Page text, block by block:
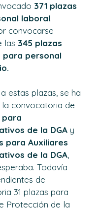
371 plazas
laboral.
convocarse
las 345 plazas
personal
estas plazas, se ha
la convocatoria de
para
de la DGA y
para Auxiliares
de la DGA
Todavía
de
31 plazas para
Protección de la